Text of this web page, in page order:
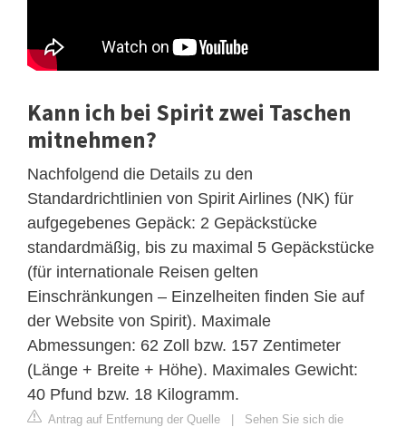
Kann ich bei Spirit zwei Taschen
mitnehmen?
Nachfolgend die Details zu den
Standardrichtlinien von Spirit Airlines (NK) für
aufgegebenes Gepäck: 2 Gepäckstücke
standardmäßig, bis zu maximal 5 Gepäckstücke
(für internationale Reisen gelten
Einschränkungen – Einzelheiten finden Sie auf
der Website von Spirit). Maximale
Abmessungen: 62 Zoll bzw. 157 Zentimeter
(Länge + Breite + Höhe). Maximales Gewicht:
40 Pfund bzw. 18 Kilogramm.
Antrag auf Entfernung der Quelle | Sehen Sie sich die